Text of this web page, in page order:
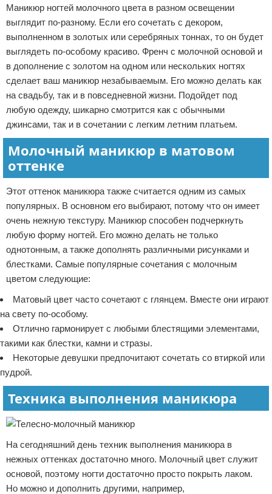
Маникюр ногтей молочного цвета в разном освещении
выглядит по-разному. Если его сочетать с декором,
выполненном в золотых или серебряных тоннах, то он будет
выглядеть по-особому красиво. Френч с молочной основой и
в дополнение с золотом на одном или нескольких ногтях
сделает ваш маникюр незабываемым. Его можно делать как
на свадьбу, так и в повседневной жизни. Подойдет под
любую одежду, шикарно смотрится как с обычными
джинсами, так и в сочетании с легким летним платьем.
Молочный маникюр в матовом
оттенке
Этот оттенок маникюра также считается одним из самых
популярных. В основном его выбирают, потому что он имеет
очень нежную текстуру. Маникюр способен подчеркнуть
любую форму ногтей. Его можно делать не только
однотонным, а также дополнять различными рисунками и
блестками. Самые популярные сочетания с молочным
цветом следующие:
Матовый цвет часто сочетают с глянцем. Вместе они играют
на свету по-особому.
Отлично гармонирует с любыми блестящими элементами,
такими как блестки, камни и стразы.
Некоторые девушки предпочитают сочетать со втиркой или
пудрой.
Техника выполнения маникюра
На сегодняшний день техник выполнения маникюра в
нежных оттенках достаточно много. Молочный цвет служит
основой, поэтому ногти достаточно просто покрыть лаком.
Но можно и дополнить другими, например,